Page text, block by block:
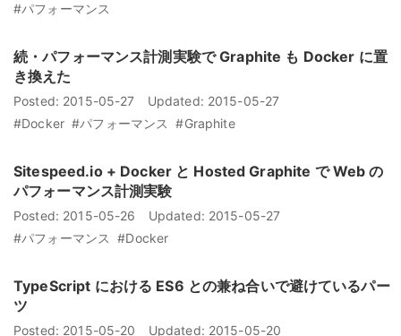
#パフォーマンス
続・パフォーマンス計測実験で Graphite も Docker に置
き換えた
Posted: 2015-05-27 Updated: 2015-05-27
#Docker #パフォーマンス #Graphite
Sitespeed.io + Docker と Hosted Graphite で Web の
パフォーマンス計測実験
Posted: 2015-05-26 Updated: 2015-05-27
#パフォーマンス
#Docker
TypeScript における ES6 との兼ね合いで避けているパー
ツ
Posted: 2015-05-20 Updated: 2015-05-20